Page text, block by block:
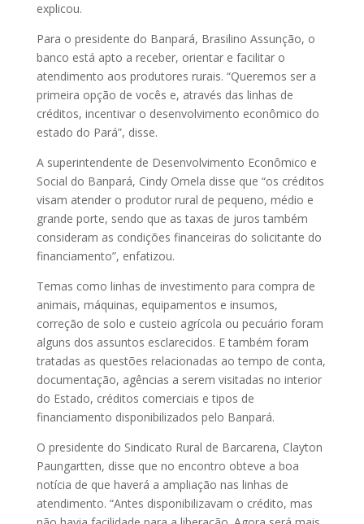
explicou.
Para o presidente do Banpará, Brasilino Assunção, o
banco está apto a receber, orientar e facilitar o
atendimento aos produtores rurais. “Queremos ser a
primeira opção de vocês e, através das linhas de
créditos, incentivar o desenvolvimento econômico do
estado do Pará”, disse.
A superintendente de Desenvolvimento Econômico e
Social do Banpará, Cindy Ornela disse que “os créditos
visam atender o produtor rural de pequeno, médio e
grande porte, sendo que as taxas de juros também
consideram as condições financeiras do solicitante do
financiamento”, enfatizou.
Temas como linhas de investimento para compra de
animais, máquinas, equipamentos e insumos,
correção de solo e custeio agrícola ou pecuário foram
alguns dos assuntos esclarecidos. E também foram
tratadas as questões relacionadas ao tempo de conta,
documentação, agências a serem visitadas no interior
do Estado, créditos comerciais e tipos de
financiamento disponibilizados pelo Banpará.
O presidente do Sindicato Rural de Barcarena, Clayton
Paungartten, disse que no encontro obteve a boa
notícia de que haverá a ampliação nas linhas de
atendimento. “Antes disponibilizavam o crédito, mas